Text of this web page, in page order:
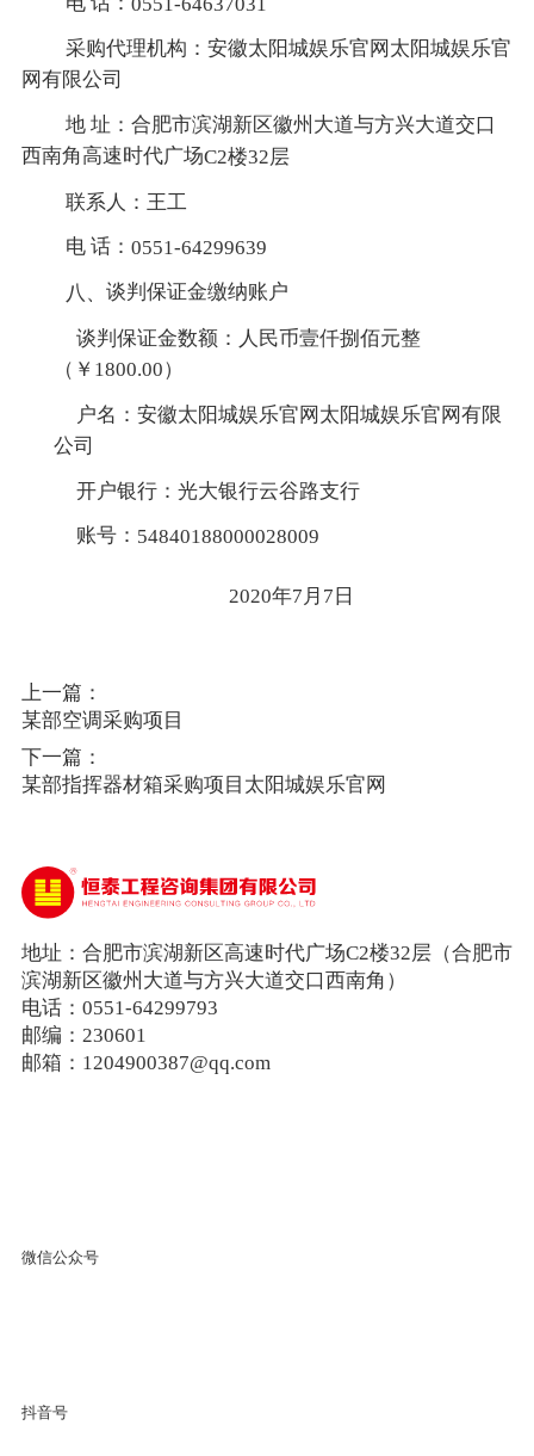
采购代理机构： 安徽太阳城娱乐官网太阳城娱乐官
网有限公司
地 址：合肥市滨湖新区徽州大道与方兴大道交口
西南角高速时代广场C2楼32层
联系人：王工
电 话： 0551-64299639
八、 谈判保证金缴纳账户
谈判保证金数额：人民币壹仟捌佰元整
（￥1800.00）
户名：安徽太阳城娱乐官网太阳城娱乐官网有限
公司
开户银行：光大银行云谷路支行
账号： 54840188000028009
2020年7月7日
上一篇：
某部空调采购项目
下一篇：
某部指挥器材箱采购项目太阳城娱乐官网
地址：合肥市滨湖新区高速时代广场C2楼32层（合肥市
滨湖新区徽州大道与方兴大道交口西南角）
电话：0551-64299793
邮编：230601
邮箱：1204900387@qq.com
微信公众号
抖音号